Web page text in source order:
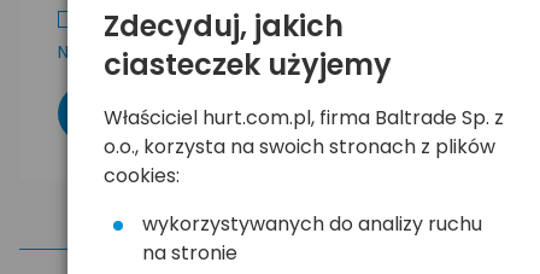
Zapamiętaj mnie
Nie pamiętam hasła
Zdecyduj, jakich
ciasteczek użyjemy
Właściciel hurt.com.pl, firma Baltrade Sp. z
o.o., korzysta na swoich stronach z plików
cookies:
wykorzystywanych do analizy ruchu
na stronie